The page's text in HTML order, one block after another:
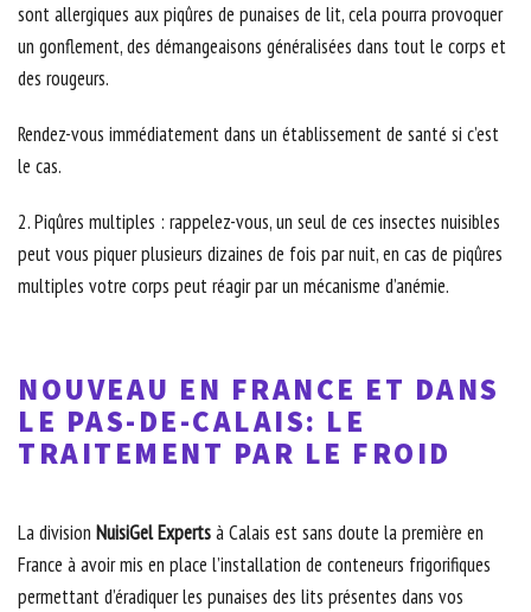
sont allergiques aux piqûres de punaises de lit, cela pourra provoquer
un gonflement, des démangeaisons généralisées dans tout le corps et
des rougeurs.
Rendez-vous immédiatement dans un établissement de santé si c’est
le cas.
2. Piqûres multiples : rappelez-vous, un seul de ces insectes nuisibles
peut vous piquer plusieurs dizaines de fois par nuit, en cas de piqûres
multiples votre corps peut réagir par un mécanisme d’anémie.
NOUVEAU EN FRANCE ET DANS
LE PAS-DE-CALAIS: LE
TRAITEMENT PAR LE FROID
La division NuisiGel Expertsà Calais est sans doute la première en
France à avoir mis en place l’installation de conteneurs frigorifiques
permettant d’éradiquer les punaises des lits présentes dans vos